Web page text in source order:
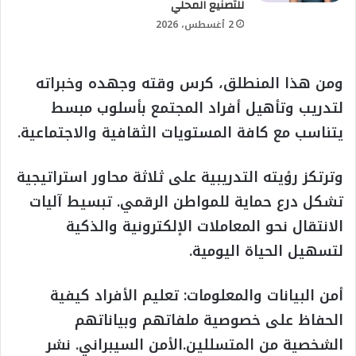
للتصنيع المحلي
2 أغسطس، 2026
ومن هذا المنطلق، كرس وقته وجهده وخبراته
لتدريب وتأهيل أفراد المجتمع بأسلوب مبسط
يتناسب مع كافة المستويات الثقافية والاجتماعية.
وترتكز رؤيته التدريبية على ثلاثة محاور استراتيجية
تشكل درع حماية للمواطن الرقمي. تبسيط آليات
الانتقال نحو المعاملات الإلكترونية والذكية
لتسهيل الحياة اليومية.
أمن البيانات والمعلومات: تعليم الأفراد كيفية
الحفاظ على خصوصية ملفاتهم وبياناتهم
الشخصية من المتسللين.الأمن السيبراني. نشر